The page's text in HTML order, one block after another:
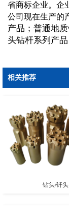
省商标企业。企
公司现在生产的
产品；普通地
头钻杆系列产
相关推荐
钻头/钎头